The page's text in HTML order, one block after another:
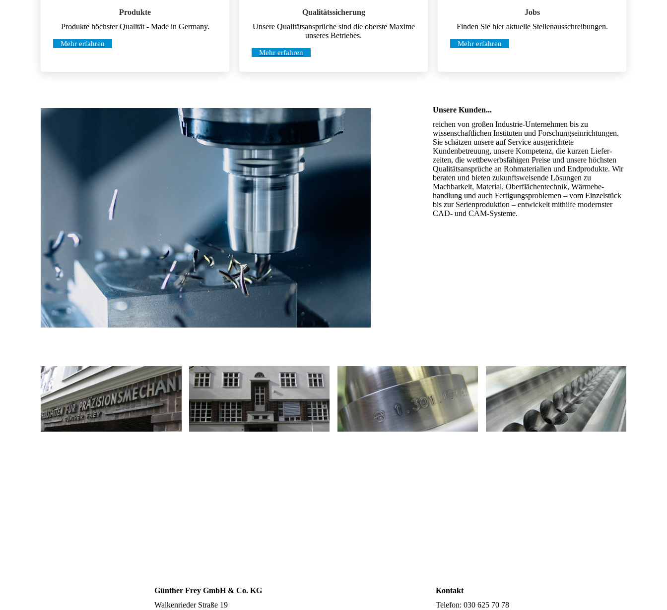
Produkte
Produkte höchster Qualität - Made in Germany.
Mehr erfahren
Qualitätssicherung
Unsere Qualitätsansprüche sind die oberste Maxime
unseres Betriebes.
Mehr erfahren
Jobs
Finden Sie hier aktuelle Stellenausschreibungen.
Mehr erfahren
Unsere Kunden...
reichen von großen Industrie-Unternehmen bis zu
wissenschaftlichen Instituten und Forschungs­einrichtungen.
Sie schätzen unsere auf Service ausgerichtete
Kundenbetreuung, unsere Kompetenz, die kurzen Liefer­
zeiten, die wettbewerbsfähigen Preise und unsere höchsten
Qualitätsansprüche an Rohmaterialien und End­produkte. Wir
beraten und bieten zukunftsweisende Lösungen zu
Machbarkeit, Material, Oberflächentechnik, Wärme­­be­
handlung und auch Fertigungsproblemen – vom Einzelstück
bis zur Serienproduktion – entwickelt mit­hilfe modernster
CAD- und CAM-Systeme.
Günther Frey GmbH & Co. KG
Walkenrieder Straße 19
Kontakt
Telefon: 030 625 70 78